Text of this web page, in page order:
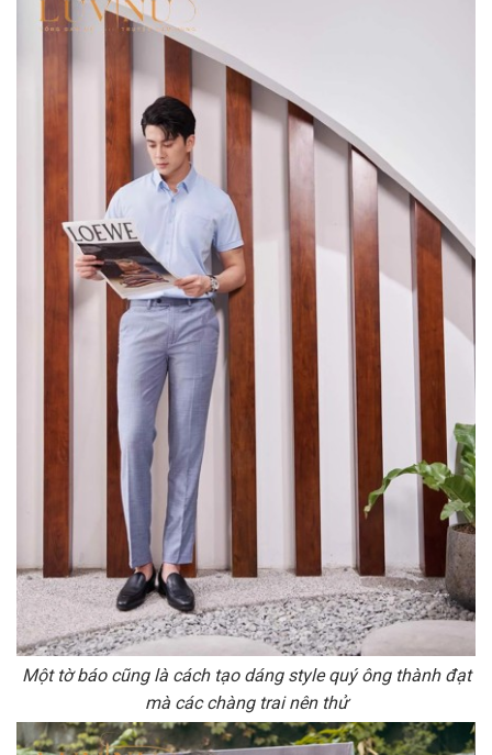
Một tờ báo cũng là cách tạo dáng style quý ông thành đạt
mà các chàng trai nên thử